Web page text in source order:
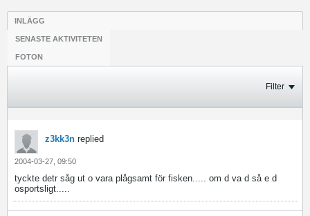
INLÄGG
SENASTE AKTIVITETEN
FOTON
Filter
z3kk3n replied
2004-03-27, 09:50
tyckte detr såg ut o vara plågsamt för fisken..... om d va d så e d
osportsligt.....